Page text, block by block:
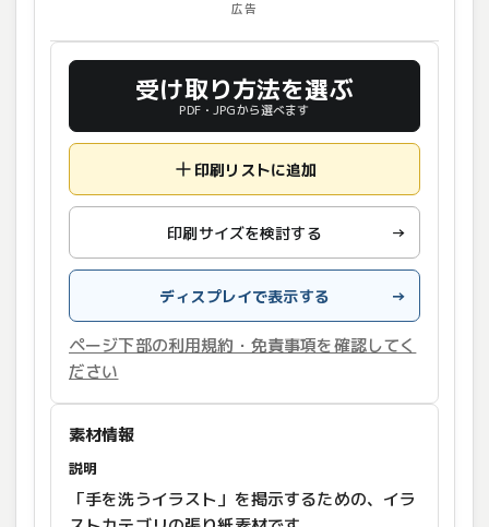
広告
受け取り方法を選ぶ
PDF・JPGから選べます
印刷リストに追加
印刷サイズを検討する →
ディスプレイで表示する →
ページ下部の利用規約・免責事項を確認してく
ださい
素材情報
説明
「手を洗うイラスト」を掲示するための、イラ